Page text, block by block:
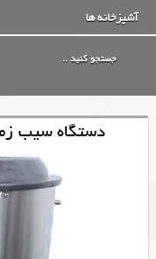
آشپزخانه ها
دستگاه سیب